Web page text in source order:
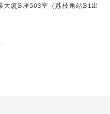
廈B座503室（荔枝角站B1出